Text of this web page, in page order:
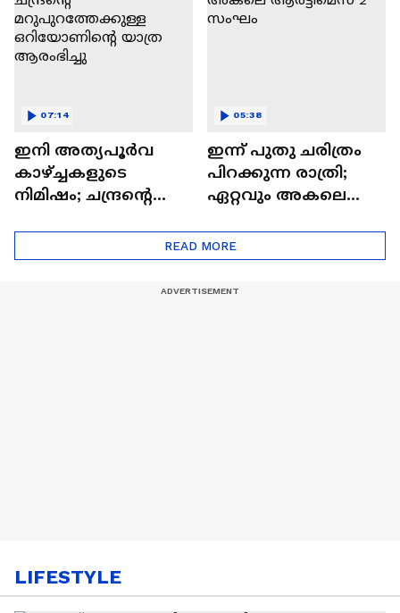
ഇനി അത്യപൂര്‍വ
കാഴ്ച്ചകളുടെ
നിമിഷം; ചന്ദ്രന്റെ
ഒറിയോണിന്റെ യാത്ര
ആരംഭിച്ചു
07:14
ഇന്ന് പുതു ചരിത്രം
പിറക്കുന്ന രാത്രി;
ഏറ്റവും അകലെ
05:38
READ MORE
LIFESTYLE